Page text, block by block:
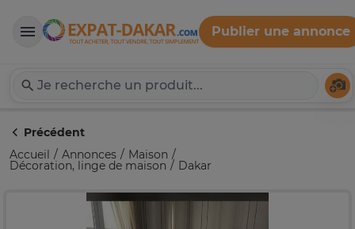
Expat-Dakar
Publier une annonce
Précédent
Accueil
Annonces Maison
Décoration, linge de maison Dakar